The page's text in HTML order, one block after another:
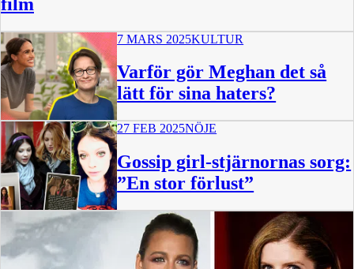
7 MARS 2025KULTUR
Varför gör Meghan det så
lätt för sina haters?
27 FEB 2025NÖJE
Gossip girl-stjärnornas sorg:
”En stor förlust”